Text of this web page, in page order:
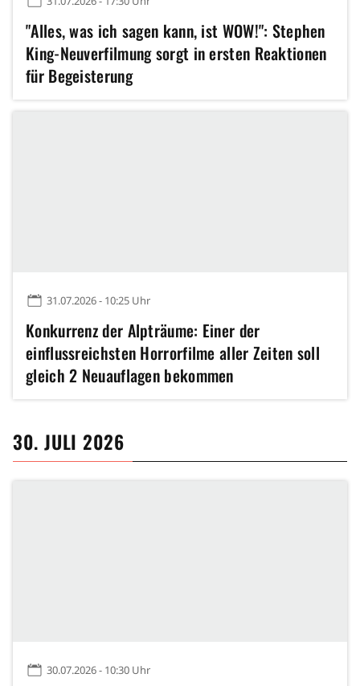
"Alles, was ich sagen kann, ist WOW!": Stephen
King-Neuverfilmung sorgt in ersten Reaktionen
für Begeisterung
31.07.2026 - 10:25 Uhr
Konkurrenz der Alpträume: Einer der
einflussreichsten Horrorfilme aller Zeiten soll
gleich 2 Neuauflagen bekommen
30. JULI 2026
30.07.2026 - 10:30 Uhr